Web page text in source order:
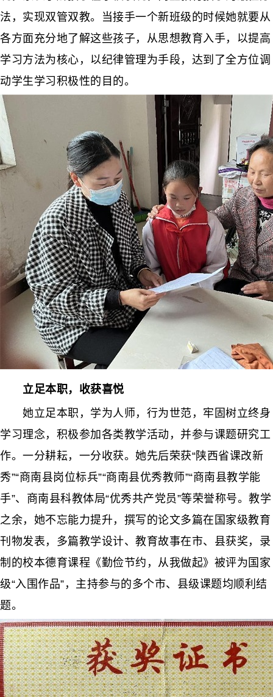
法，实现双管双教。当接手一个新班级的时候她就要从
各方面充分地了解这些孩子，从思想教育入手，以提高
学习方法为核心，以纪律管理为手段，达到了全方位调
动学生学习积极性的目的。
立足本职，收获喜悦
她立足本职，学为人师，行为世范，牢固树立终身
学习理念，积极参加各类教学活动，并参与课题研究工
作。一分耕耘，一分收获。她先后荣获“陕西省课改新
秀”“商南县岗位标兵”“商南县优秀教师”“商南县教学能
手”、商南县科教体局“优秀共产党员”等荣誉称号。教学
之余，她不忘能力提升，撰写的论文多篇在国家级教育
刊物发表，多篇教学设计、教育故事在市、县获奖，录
制的校本德育课程《勤俭节约，从我做起》被评为国家
级“入围作品”，主持参与的多个市、县级课题均顺利结
题。